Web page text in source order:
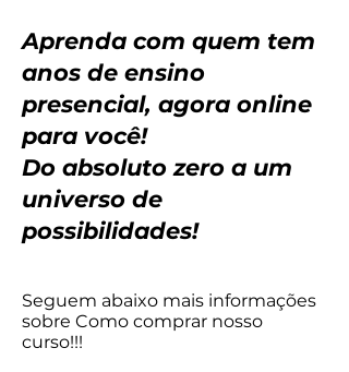
Aprenda com quem tem
anos de ensino
presencial, agora online
para você!
Do absoluto zero a um
universo de
possibilidades!
Seguem abaixo mais informações
sobre Como comprar nosso
curso!!!